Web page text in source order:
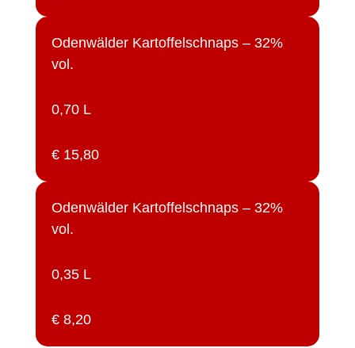
Odenwälder Kartoffelschnaps – 32%
vol.
0,70 L
€ 15,80
Odenwälder Kartoffelschnaps – 32%
vol.
0,35 L
€ 8,20